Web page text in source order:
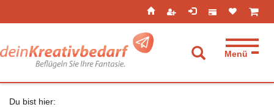
ist leerist
Menü
Du bist hier: